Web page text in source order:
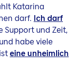
Katarina
darf. Ich darf
Support und Zeit,
habe viele
eine unheimlich